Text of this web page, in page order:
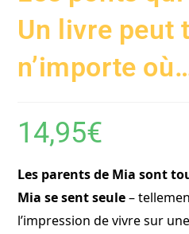
Un livre peut
n’importe
14,95€
Les parents de Mia sont
Mia se sent seule–
l’impression de vivre sur